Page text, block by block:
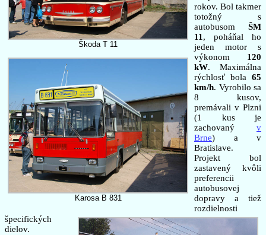
Škoda T 11
Karosa B 831
rokov. Bol takmer
totožný s
autobusom ŠM
11, poháňal ho
jeden motor s
výkonom 120
kW. Maximálna
rýchlosť bola 65
km/h. Vyrobilo sa
8 kusov,
premávali v Plzni
(1 kus je
zachovaný v
Brne) a v
Bratislave.
Projekt bol
zastavený kvôli
preferencii
autobusovej
dopravy a tiež
rozdielnosti
špecifických
dielov.